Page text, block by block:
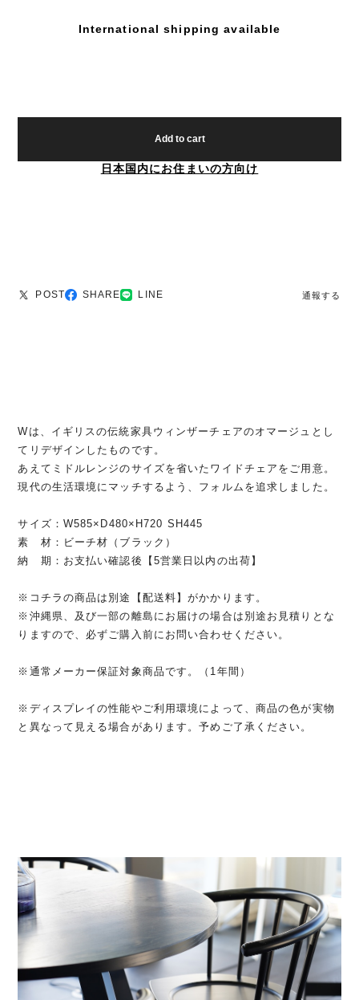
International shipping available
Add to cart
日本国内にお住まいの方向け
POST SHARE LINE 通報する
Wは、イギリスの伝統家具ウィンザーチェアのオマージュとし
てリデザインしたものです。
あえてミドルレンジのサイズを省いたワイドチェアをご用意。
現代の生活環境にマッチするよう、フォルムを追求しました。
サイズ：W585×D480×H720 SH445
素 材：ビーチ材（ブラック）
納 期：お支払い確認後【5営業日以内の出荷】
※コチラの商品は別途【配送料】がかかります。
※沖縄県、及び一部の離島にお届けの場合は別途お見積りとな
りますので、必ずご購入前にお問い合わせください。
※通常メーカー保証対象商品です。（1年間）
※ディスプレイの性能やご利用環境によって、商品の色が実物
と異なって見える場合があります。予めご了承ください。